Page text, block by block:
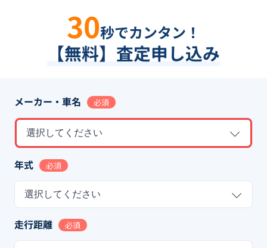
30秒でカンタン！
【無料】査定申し込み
メーカー・車名 必須
選択してください
年式 必須
選択してください
走行距離 必須